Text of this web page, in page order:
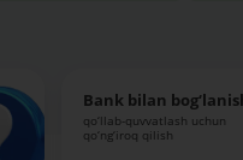
Bank bilan
qo‘llab-quvvatlash uchun
qo‘ng‘iroq qilish